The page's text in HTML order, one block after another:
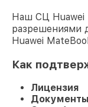
Наш СЦ Huawei
разрешениями
Huawei
Как
Лицензия